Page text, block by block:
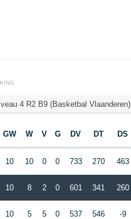
4 R2 B9 (Basketbal Vlaanderen)
GW W V G DV DT DS
10 10 0 0 733 270 463
10 8 2 0 601 341 260
10 5 5 0 537 546 -9